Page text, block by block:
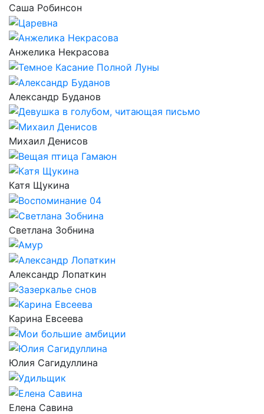
Саша Робинсон
Анжелика Некрасова
Александр Буданов
Михаил Денисов
Катя Щукина
Светлана Зобнина
Александр Лопаткин
Карина Евсеева
Юлия Сагидуллина
Елена Савина